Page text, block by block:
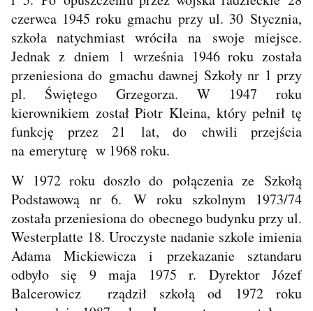
czerwca 1945 roku gmachu przy ul. 30 Stycznia,
szkoła natychmiast wróciła na swoje miejsce.
Jednak z dniem 1 września 1946 roku została
przeniesiona do gmachu dawnej Szkoły nr 1 przy
pl. Świętego Grzegorza. W 1947 roku
kierownikiem został Piotr Kleina, który pełnił tę
funkcję przez 21 lat, do chwili przejścia
na emeryturę w 1968 roku.
W 1972 roku doszło do połączenia ze Szkołą
Podstawową nr 6. W roku szkolnym 1973/74
została przeniesiona do obecnego budynku przy ul.
Westerplatte 18. Uroczyste nadanie szkole imienia
Adama Mickiewicza i przekazanie sztandaru
odbyło się 9 maja 1975 r. Dyrektor Józef
Balcerowicz rządził szkołą od 1972 roku